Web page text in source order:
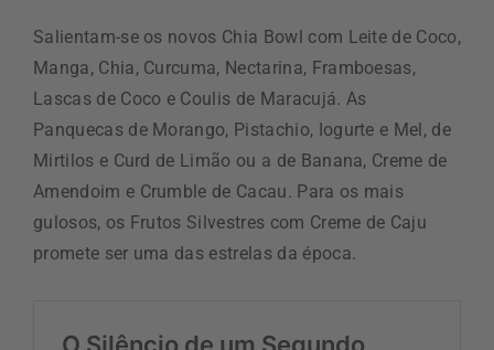
Salientam-se os novos Chia Bowl com Leite de Coco,
Manga, Chia, Curcuma, Nectarina, Framboesas,
Lascas de Coco e Coulis de Maracujá. As
Panquecas de Morango, Pistachio, Iogurte e Mel, de
Mirtilos e Curd de Limão ou a de Banana, Creme de
Amendoim e Crumble de Cacau. Para os mais
gulosos, os Frutos Silvestres com Creme de Caju
promete ser uma das estrelas da época.